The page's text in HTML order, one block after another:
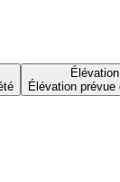
Élévation